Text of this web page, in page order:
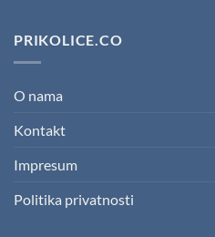
PRIKOLICE.CO
O nama
Kontakt
Impresum
Politika privatnosti